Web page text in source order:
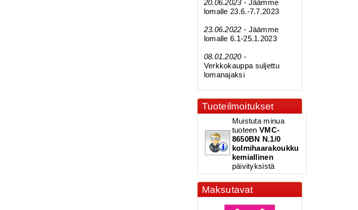
20.06.2023 - Jäämme
lomalle 23.6.-7.7.2023
23.06.2022 - Jäämme
lomalle 6.1-25.1.2023
08.01.2020 -
Verkkokauppa suljettu
lomanajaksi
Tuoteilmoitukset
Muistuta minua
tuoteenVMC-
8650BN N.1/0
kolmihaarakoukku
kemiallinen
päivityksistä
Maksutavat